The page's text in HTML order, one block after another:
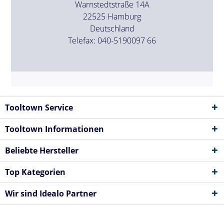
Warnstedtstraße 14A
22525 Hamburg
Deutschland
Telefax: 040-5190097 66
Tooltown Service
Tooltown Informationen
Beliebte Hersteller
Top Kategorien
Wir sind Idealo Partner